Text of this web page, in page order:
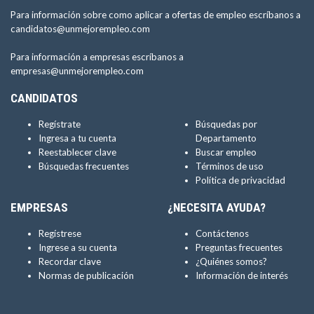
Para información sobre como aplicar a ofertas de empleo escríbanos a
candidatos@unmejorempleo.com
Para información a empresas escríbanos a
empresas@unmejorempleo.com
CANDIDATOS
Regístrate
Ingresa a tu cuenta
Reestablecer clave
Búsquedas frecuentes
Búsquedas por
Departamento
Buscar empleo
Términos de uso
Política de privacidad
EMPRESAS
Regístrese
Ingrese a su cuenta
Recordar clave
Normas de publicación
¿NECESITA AYUDA?
Contáctenos
Preguntas frecuentes
¿Quiénes somos?
Información de interés